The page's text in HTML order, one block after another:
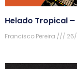
Helado Tropical
Francisco Pereira